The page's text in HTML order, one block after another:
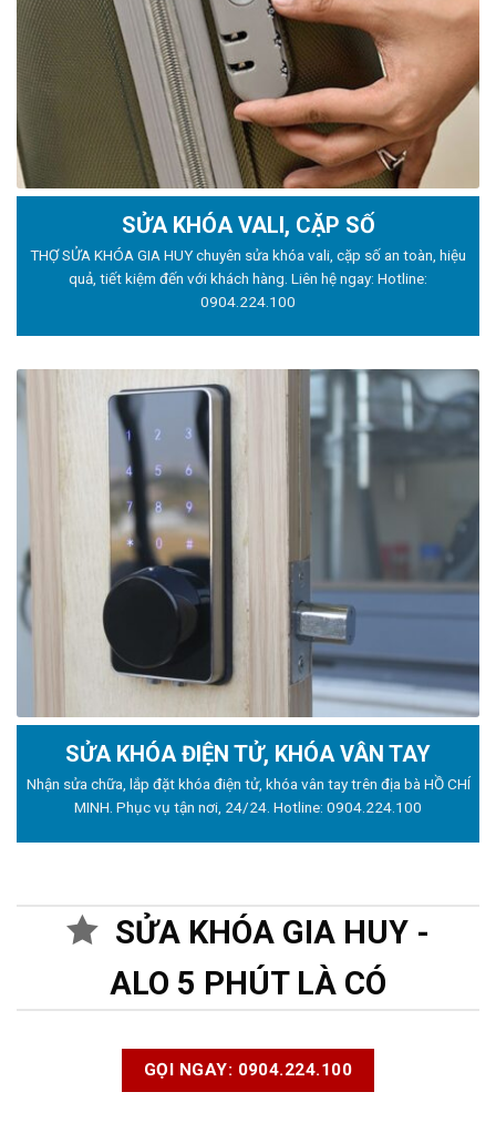
SỬA KHÓA VALI, CẶP SỐ
THỢ SỬA KHÓA GIA HUY chuyên sửa khóa vali, cặp số an toàn, hiệu
quả, tiết kiệm đến với khách hàng. Liên hệ ngay: Hotline:
0904.224.100
SỬA KHÓA ĐIỆN TỬ, KHÓA VÂN TAY
Nhận sửa chữa, lắp đặt khóa điện tử, khóa vân tay trên địa bà HỒ CHÍ
MINH. Phục vụ tận nơi, 24/24. Hotline: 0904.224.100
SỬA KHÓA GIA HUY -
ALO 5 PHÚT LÀ CÓ
GỌI NGAY: 0904.224.100